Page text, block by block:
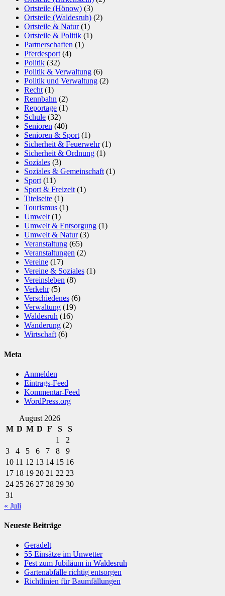
Ortsteile (Hönow) (3)
Ortsteile (Waldesruh) (2)
Ortsteile & Natur(1)
Ortsteile & Politik (1)
Partnerschaften (1)
Pferdesport(4)
Politik (32)
Politik & Verwaltung (6)
Politik und Verwaltung (2)
Recht(1)
Rennbahn (2)
Reportage (1)
Schule (32)
Senioren (40)
Senioren & Sport(1)
Sicherheit & Feuerwehr(1)
Sicherheit & Ordnung (1)
Soziales (3)
Soziales & Gemeinschaft(1)
Sport(11)
Sport & Freizeit(1)
Titelseite (1)
Tourismus (1)
Umwelt(1)
Umwelt & Entsorgung (1)
Umwelt & Natur(3)
Veranstaltung (65)
Veranstaltungen (2)
Vereine (17)
Vereine & Soziales (1)
Vereinsleben (8)
Verkehr(5)
Verschiedenes (6)
Verwaltung (19)
Waldesruh (16)
Wanderung (2)
Wirtschaft(6)
Meta
Anmelden
Eintrags-Feed
Kommentar-Feed
WordPress.org
August 2026
M D M D F S
S
1
2
3
4 5 6 7 8
9
10 11 12 13 14 15 16
17 18 19 20 21 22 23
24 25 26 27 28 29 30
31
« Juli
Neueste Beiträge
Geradelt
​55 Einsätze im Unwetter
Fest zum Jubiläum in Waldesruh
Gartenabfälle richtig entsorgen
Richtlinien für Baumfällungen